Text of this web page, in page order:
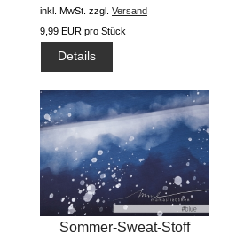
inkl. MwSt. zzgl. Versand
9,99 EUR pro Stück
Details
Sommer-Sweat-Stoff